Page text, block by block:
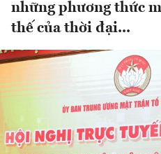
những phương thức
thế của thời đại...